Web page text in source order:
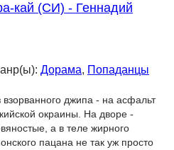
кай (СИ) - Геннадий
Дорама, Попаданцы
взорванного джипа - на асфальт
окраины. На дворе -
а в теле жирного
пацана не так уж просто